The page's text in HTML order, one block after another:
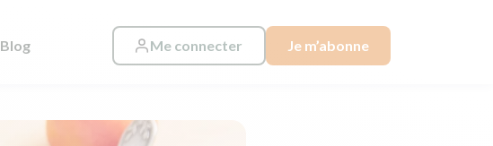
Blog Me connecter Je m’abonne